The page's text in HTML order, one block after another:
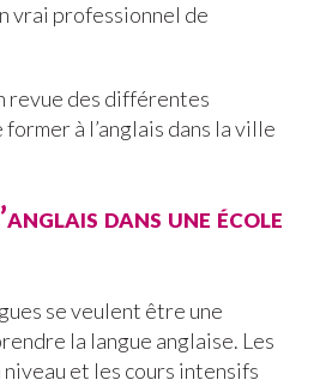
vrai professionnel de
revue des différentes
à l’anglais dans la ville
dans une école
se veulent être une
la langue anglaise. Les
niveau et les cours intensifs